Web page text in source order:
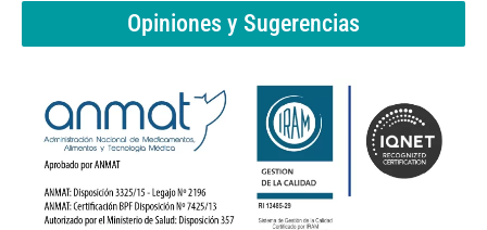
Opiniones y Sugerencias